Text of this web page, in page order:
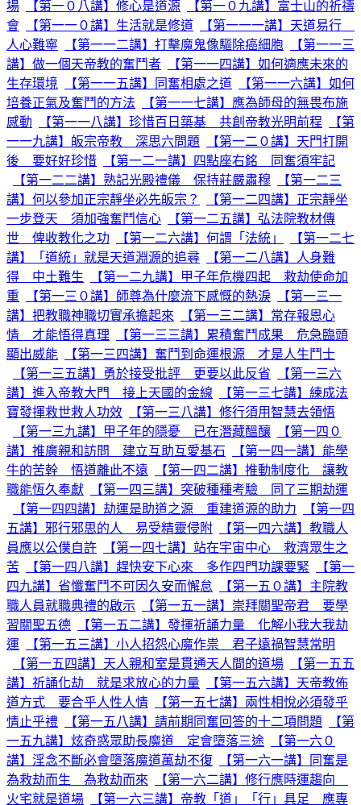
場
【第一０八講】修心是道源
【第一０九講】富士山的祈禱
會
【第一一０講】生活就是修道
【第一一一講】天道易行
人心難寧
【第一一二講】打擊魔鬼像驅除癌細胞
【第一一三
講】做一個天帝教的奮鬥者
【第一一四講】如何適應未來的
生存環境
【第一一五講】同奮相處之道
【第一一六講】如何
培養正氣及奮鬥的方法
【第一一七講】應為師母的無畏布施
感動
【第一一八講】珍惜百日築基 共創帝教光明前程
【第
一一九講】皈宗帝教 深思六問題
【第一二０講】天門打開
後 要好好珍惜
【第一二一講】四點座右銘 同奮須牢記
【第一二二講】熟記光殿禮儀 保持莊嚴肅穆
【第一二三
講】何以參加正宗靜坐必先皈宗？
【第一二四講】正宗靜坐
一步登天 須加強奮鬥信心
【第一二五講】弘法院教材傳
世 俾收教化之功
【第一二六講】何謂「法統」
【第一二七
講】「道統」就是天道淵源的追尋
【第一二八講】人身難
得 中土難生
【第一二九講】甲子年危機四起 救劫使命加
重
【第一三０講】師尊為什麼流下感慨的熱淚
【第一三一
講】把教職神職切實承擔起來
【第一三二講】常存報恩心
情 才能悟得真理
【第一三三講】累積奮鬥成果 危急臨頭
顯出威能
【第一三四講】奮鬥到命運根源 才是人生鬥士
【第一三五講】勇於接受批評 更要以此反省
【第一三六
講】進入帝教大門 接上天國的金線
【第一三七講】練成法
寶發揮救世救人功效
【第一三八講】修行須用智慧去領悟
【第一三九講】甲子年的隱憂 已在潛藏醞釀
【第一四０
講】推廣親和訪問 建立互助互愛基石
【第一四一講】能學
牛的苦幹 悟道離此不遠
【第一四二講】推動制度化 讓教
職能恆久奉獻
【第一四三講】突破種種考驗 同了三期劫運
【第一四四講】劫運是助道之源 重建道源的助力
【第一四
五講】邪行邪思的人 易受精靈侵附
【第一四六講】教職人
員應以公僕自許
【第一四七講】站在宇宙中心 救濟眾生之
苦
【第一四八講】趕快安下心來 多作四門功課要緊
【第一
四九講】省懺奮鬥不可因久安而懈怠
【第一五０講】主院教
職人員就職典禮的啟示
【第一五一講】崇拜關聖帝君 要學
習關聖五德
【第一五二講】發揮祈誦力量 化解小我大我劫
運
【第一五三講】小人招怨心魔作祟 君子遠禍智慧常明
【第一五四講】天人親和室是貫通天人間的道場
【第一五五
講】祈誦化劫 就是求放心的力量
【第一五六講】天帝教佈
道方式 要合乎人性人情
【第一五七講】兩性相悅必須發乎
情止乎禮
【第一五八講】請前期同奮回答的十二項問題
【第
一五九講】炫奇惑眾助長魔道 定會墮落三途
【第一六０
講】淫念不斷必會墮落魔道萬劫不復
【第一六一講】同奮是
為救劫而生 為救劫而來
【第一六二講】修行應時運趨向
火宅就是道場
【第一六三講】帝教「道」「行」具足 應專